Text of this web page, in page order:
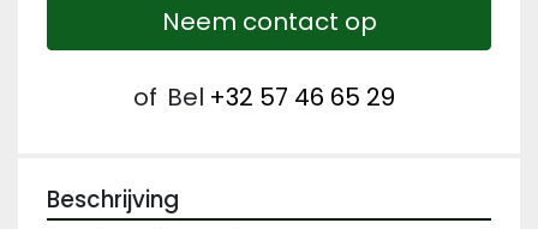
Neem contact op
of Bel +32 57 46 65 29
Beschrijving